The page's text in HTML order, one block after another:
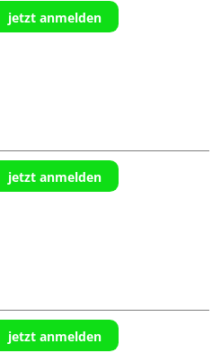
jetzt anmelden
jetzt anmelden
jetzt anmelden